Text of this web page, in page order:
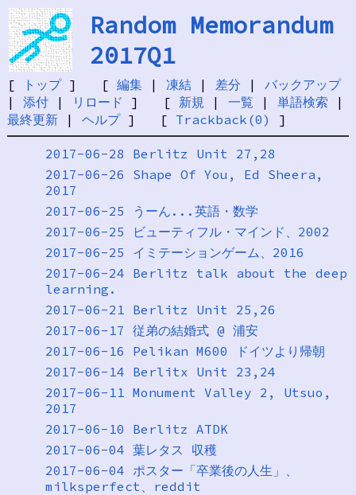
Random Memorandum
2017Q1
[ トップ] [ 編集| 凍結| 差分 | バックアップ
| 添付| リロード ] [ 新規 | 一覧 | 単語検索 |
最終更新| ヘルプ] [ Trackback(0) ]
2017-06-28 Berlitz Unit 27,28
2017-06-26 Shape Of You, Ed Sheera,
2017
2017-06-25 うーん...英語・数学
2017-06-25 ビューティフル・マインド、2002
2017-06-25 イミテーションゲーム、2016
2017-06-24 Berlitz talk about the deep
learning.
2017-06-21 Berlitz Unit 25,26
2017-06-17 従弟の結婚式 @ 浦安
2017-06-16 Pelikan M600 ドイツより帰朝
2017-06-14 Berlitx Unit 23,24
2017-06-11 Monument Valley 2, Utsuo,
2017
2017-06-10 Berlitz ATDK
2017-06-04 葉レタス 収穫
2017-06-04 ポスター「卒業後の人生」、
milksperfect、reddit